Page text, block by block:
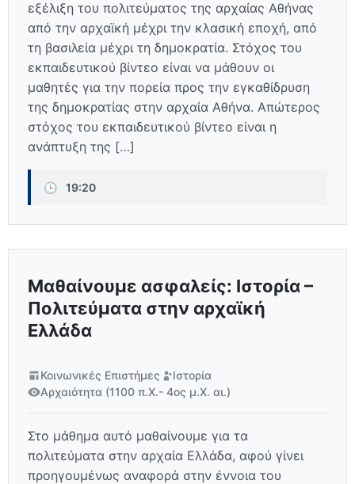
εξέλιξη του πολιτεύματος της αρχαίας Αθήνας
από την αρχαϊκή μέχρι την κλασική εποχή, από
τη βασιλεία μέχρι τη δημοκρατία. Στόχος του
εκπαιδευτικού βίντεο είναι να μάθουν οι
μαθητές για την πορεία προς την εγκαθίδρυση
της δημοκρατίας στην αρχαία Αθήνα. Απώτερος
στόχος του εκπαιδευτικού βίντεο είναι η
ανάπτυξη της […]
🕒 19:20
Μαθαίνουμε ασφαλείς: Ιστορία –
Πολιτεύματα στην αρχαϊκή
Ελλάδα
Κοινωνικές Επιστήμες
Ιστορία
Αρχαιότητα (1100 π.Χ.- 4ος μ.Χ. αι.)
Στο μάθημα αυτό μαθαίνουμε για τα
πολιτεύματα στην αρχαία Ελλάδα, αφού γίνει
προηγουμένως αναφορά στην έννοια του